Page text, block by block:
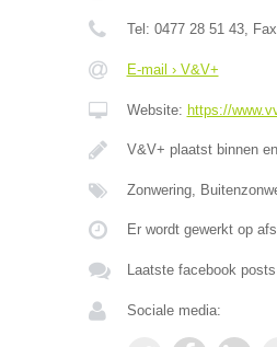
Tel: 0477 28 51 43,
E-mail › V&V+
Website: https://
V&V+ plaatst binnen
Zonwering,
Er wordt gewerkt op
Laatste facebook posts
Sociale media: